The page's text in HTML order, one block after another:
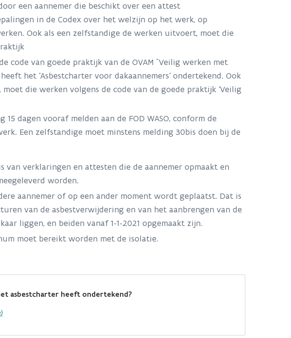
een aannemer die beschikt over een attest
in de Codex over het welzijn op het werk, op
Ook als een zelfstandige de werken uitvoert, moet die
code van goede praktijk van de OVAM `Veilig werken met
het ‘Asbestcharter voor dakaannemers’ ondertekend. Ook
die werken volgens de code van de goede praktijk 'Veilig
dagen vooraf melden aan de FOD WASO, conform de
Een zelfstandige moet minstens melding 30bis doen bij de
van verklaringen en attesten die de aannemer opmaakt en
worden.
aannemer of op een ander moment wordt geplaatst. Dat is
van de asbestverwijdering en van het aanbrengen van de
liggen, en beiden vanaf 1-1-2021 opgemaakt zijn.
moet bereikt worden met de isolatie.
asbestcharter heeft ondertekend?